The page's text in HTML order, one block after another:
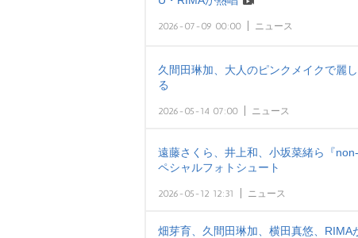
2026-07-09 00:00 ニュース
久間田琳加、大人のピンクメイクで麗
る
2026-05-14 07:00 ニュース
遠藤さくら、井上和、小坂菜緒ら『
ペシャルフォトシュート
2026-05-12 12:31 ニュース
畑芽育、久間田琳加、横田真悠、RIMA